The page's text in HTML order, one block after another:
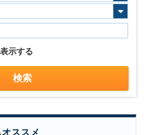
示する
ススメ